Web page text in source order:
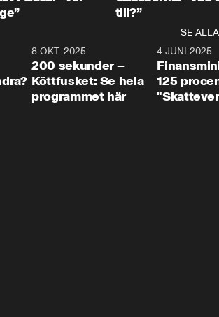
till?”
SE ALLA
31:05 4:29
8 OKT. 2025
200 sekunder –
Köttfusket: Se hela
programmet här
4 JUNI 2025
125